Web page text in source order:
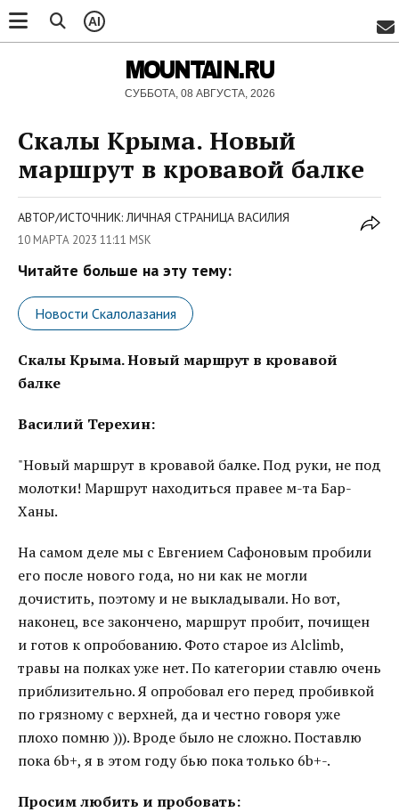
AI
MOUNTAIN.RU
СУББОТА, 08 АВГУСТА, 2026
Скалы Крыма. Новый
маршрут в кровавой балке
АВТОР/ИСТОЧНИК: ЛИЧНАЯ СТРАНИЦА ВАСИЛИЯ
10 МАРТА 2023 11:11 MSK
Читайте больше на эту тему:
Новости Скалолазания
Скалы Крыма. Новый маршрут в кровавой
балке
Василий Терехин:
"Новый маршрут в кровавой балке. Под руки, не под
молотки! Маршрут находиться правее м-та Бар-
Ханы.
На самом деле мы с Евгением Сафоновым пробили
его после нового года, но ни как не могли
дочистить, поэтому и не выкладывали. Но вот,
наконец, все закончено, маршрут пробит, почищен
и готов к опробованию. Фото старое из Alclimb,
травы на полках уже нет. По категории ставлю очень
приблизительно. Я опробовал его перед пробивкой
по грязному с верхней, да и честно говоря уже
плохо помню ))). Вроде было не сложно. Поставлю
пока 6b+, я в этом году бью пока только 6b+-.
Просим любить и пробовать: